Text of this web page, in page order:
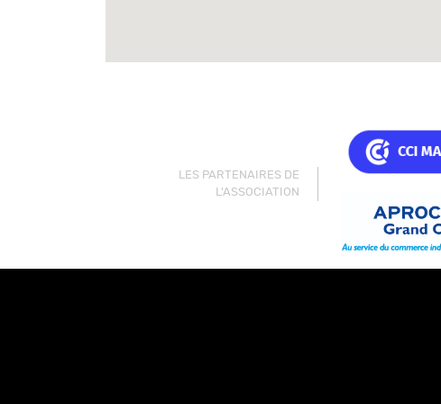
LES PARTENAIRES DE
L'ASSOCIATION